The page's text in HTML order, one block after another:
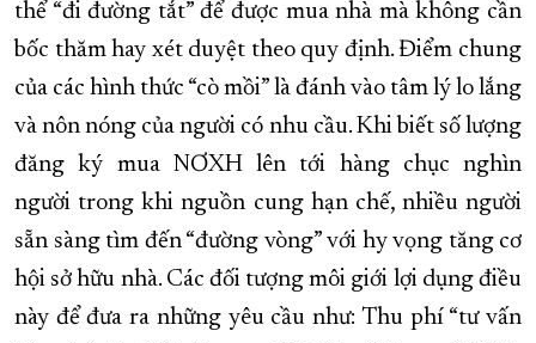
thể “đi đường tắt” để được mua nhà mà không cần
bốc thăm hay xét duyệt theo quy định. Điểm chung
của các hình thức “cò mồi” là đánh vào tâm lý lo lắng
và nôn nóng của người có nhu cầu. Khi biết số lượng
đăng ký mua NƠXH lên tới hàng chục nghìn
người trong khi nguồn cung hạn chế, nhiều người
sẵn sàng tìm đến “đường vòng” với hy vọng tăng cơ
hội sở hữu nhà. Các đối tượng môi giới lợi dụng điều
này để đưa ra những yêu cầu như: Thu phí “tư vấn